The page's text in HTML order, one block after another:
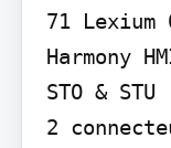
71
Harmony
STO & STU
2